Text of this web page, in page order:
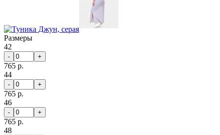
Размеры
42
- +
765 р.
44
- +
765 р.
46
- +
765 р.
48